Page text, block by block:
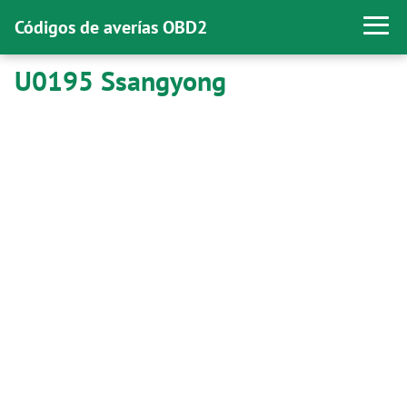
Códigos de averías OBD2
U0195 Ssangyong